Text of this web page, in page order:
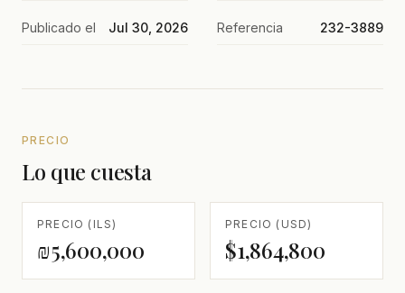
Publicado el Jul 30, 2026 Referencia 232-3889
PRECIO
Lo que cuesta
PRECIO (ILS)
₪5,600,000
PRECIO (USD)
$1,864,800